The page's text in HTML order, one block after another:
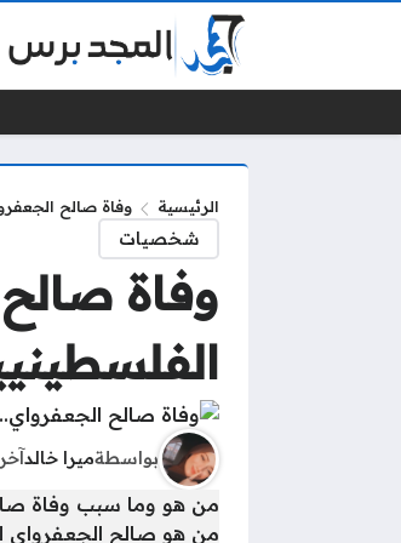
الرئيسية وفاة صالح
شخصيات
وفاة
بواسطةميرا خالد
من هو وما سبب وفاة
من هو صالح الجعفرواي